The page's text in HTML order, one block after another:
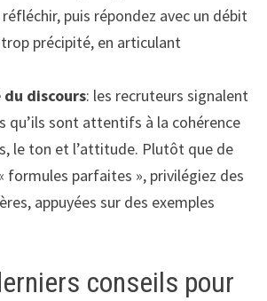
puis répondez avec un débit
précipité, en articulant
discours: les recruteurs signalent
qu’ils sont attentifs à la cohérence
le ton et l’attitude. Plutôt que de
formules parfaites », privilégiez des
appuyées sur des exemples
conseils pour